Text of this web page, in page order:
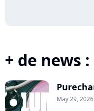
+ de news :
May 29, 2026